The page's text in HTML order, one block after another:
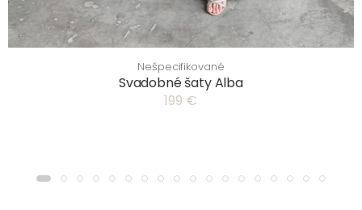
Nešpecifikované
Svadobné šaty Alba
199 €